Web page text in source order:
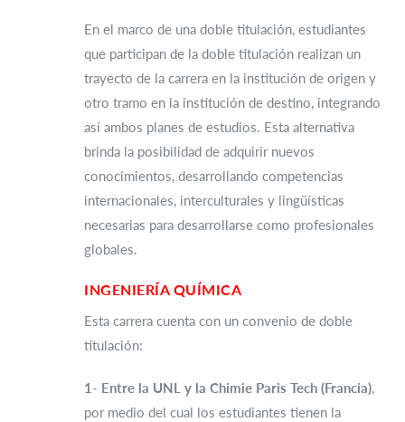
En el marco de una doble titulación, estudiantes
que participan de la doble titulación realizan un
trayecto de la carrera en la institución de origen y
otro tramo en la institución de destino, integrando
así ambos planes de estudios. Esta alternativa
brinda la posibilidad de adquirir nuevos
conocimientos, desarrollando competencias
internacionales, interculturales y lingüísticas
necesarias para desarrollarse como profesionales
globales.
INGENIERÍA QUÍMICA
Esta carrera cuenta con un convenio de doble
titulación:
1- Entre la UNL y la Chimie Paris Tech (Francia),
por medio del cual los estudiantes tienen la